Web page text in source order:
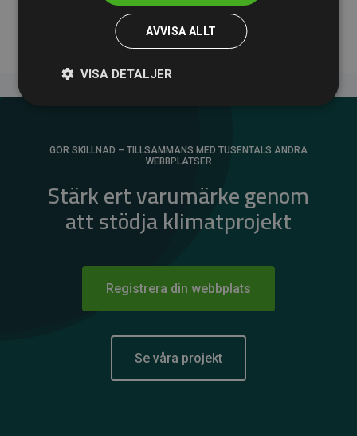
arbetssätt ger mätbar klimatnytta.
GÖR SKILLNAD – TILLSAMMANS MED TUSENTALS ANDRA
WEBBPLATSER
Stärk ert varumärke genom
att stödja klimatprojekt
Registrera din webbplats
Se våra projekt
AVVISA ALLT
VISA DETALJER